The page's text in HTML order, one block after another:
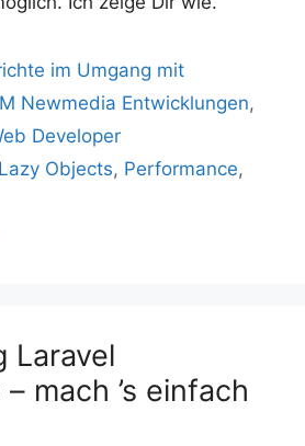
im Umgang mit
Newmedia Entwicklungen,
Developer
Lazy Objects, Performance,
Laravel
mach ’s einfach